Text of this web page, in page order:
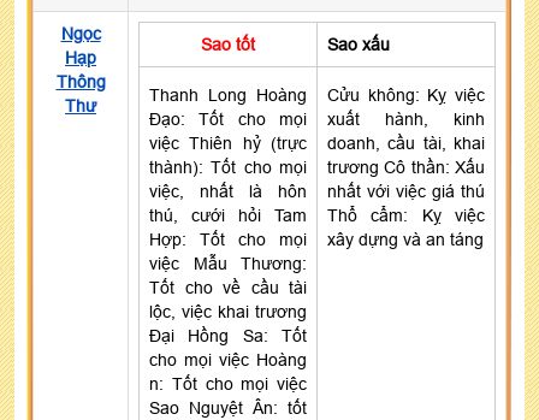
Ngọc
Hạp
Thông
Thư
Sao tốt Sao xấu
Thanh Long Hoàng
Đạo: Tốt cho mọi
việc Thiên hỷ (trực
thành): Tốt cho mọi
việc, nhất là hôn
thú, cưới hỏi Tam
Hợp: Tốt cho mọi
việc Mẫu Thương:
Tốt cho về cầu tài
lộc, việc khai trương
Đại Hồng Sa: Tốt
cho mọi việc Hoàng
n: Tốt cho mọi việc
Sao Nguyệt Ân: tốt
Cửu không: Kỵ việc
xuất hành, kinh
doanh, cầu tài, khai
trương Cô thần: Xấu
nhất với việc giá thú
Thổ cẩm: Kỵ việc
xây dựng và an táng